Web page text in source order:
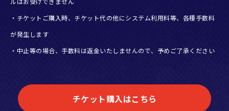
・チケットご購入時、チケット代の他にシステム利用料等、各種手数料
が発生します
・中止等の場合、手数料は返金いたしませんので、予めご了承ください
チケット購入はこちら